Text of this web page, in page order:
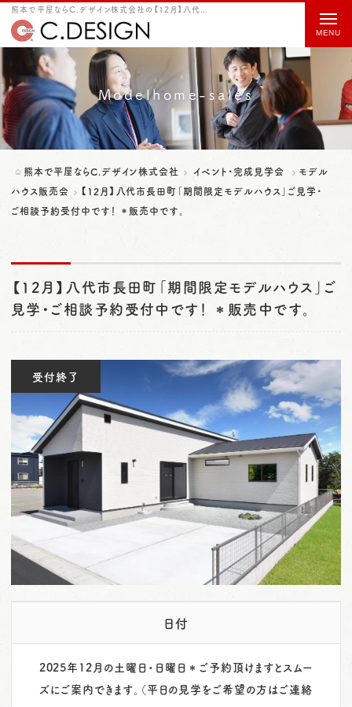
熊本で平屋ならC.デザイン株式会社の【12月】八代市長田町「期間限定モデルハウス」ご見学・ご相談予約受付中です！ ＊販売中です。をご紹介
Modelhome-sales
熊本で平屋ならC.デザイン株式会社 イベント・完成見学会
モデル
ハウス販売会
【12月】八代市長田町「期間限定モデルハウス」ご見学・
ご相談予約受付中です！ ＊販売中です。
【12月】八代市長田町「期間限定モデルハウス」ご
見学・ご相談予約受付中です！ ＊販売中です。
受付終了
日付
2025年12月の土曜日・日曜日＊ご予約頂けますとスムー
ズにご案内できます。（平日の見学をご希望の方はご連絡
t
o
g
g
l
e
g
a
n